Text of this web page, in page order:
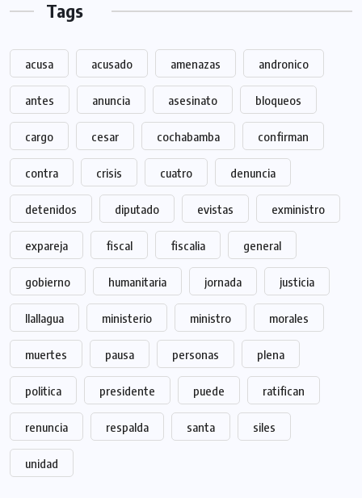
Tags
acusa acusado amenazas andronico
antes anuncia asesinato bloqueos
cargo cesar cochabamba confirman
contra crisis cuatro denuncia
detenidos diputado evistas exministro
expareja fiscal fiscalia general
gobierno humanitaria jornada justicia
llallagua ministerio ministro morales
muertes pausa personas plena
politica presidente puede ratifican
renuncia respalda santa siles
unidad